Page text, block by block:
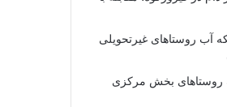
آب روستاهای غیرتحویلی
روستاهای بخش مرکزی